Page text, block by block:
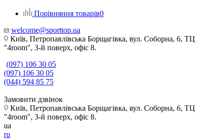
Порівняння товарів0
welcome@sporttop.ua
Київ, Петропавлівська Борщагівка, вул. Соборна, 6, ТЦ
"4room", 3-й поверх, офіс 8.
(097) 106 30 05
(097) 106 30 05
(044) 594 85 75
Замовити дзвінок
Київ, Петропавлівська Борщагівка, вул. Соборна, 6, ТЦ
"4room", 3-й поверх, офіс 8.
ua
ru